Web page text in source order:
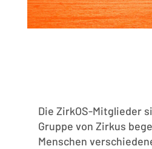
Die ZirkOS-Mitglieder
Gruppe von Zirkus
Menschen